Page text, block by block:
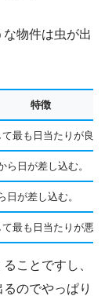
物件は虫が出
特徴
て最も日当たりが良
ら日が差し込む。
日が差し込む。
て最も日当たりが悪
ことですし、
のでやっぱり